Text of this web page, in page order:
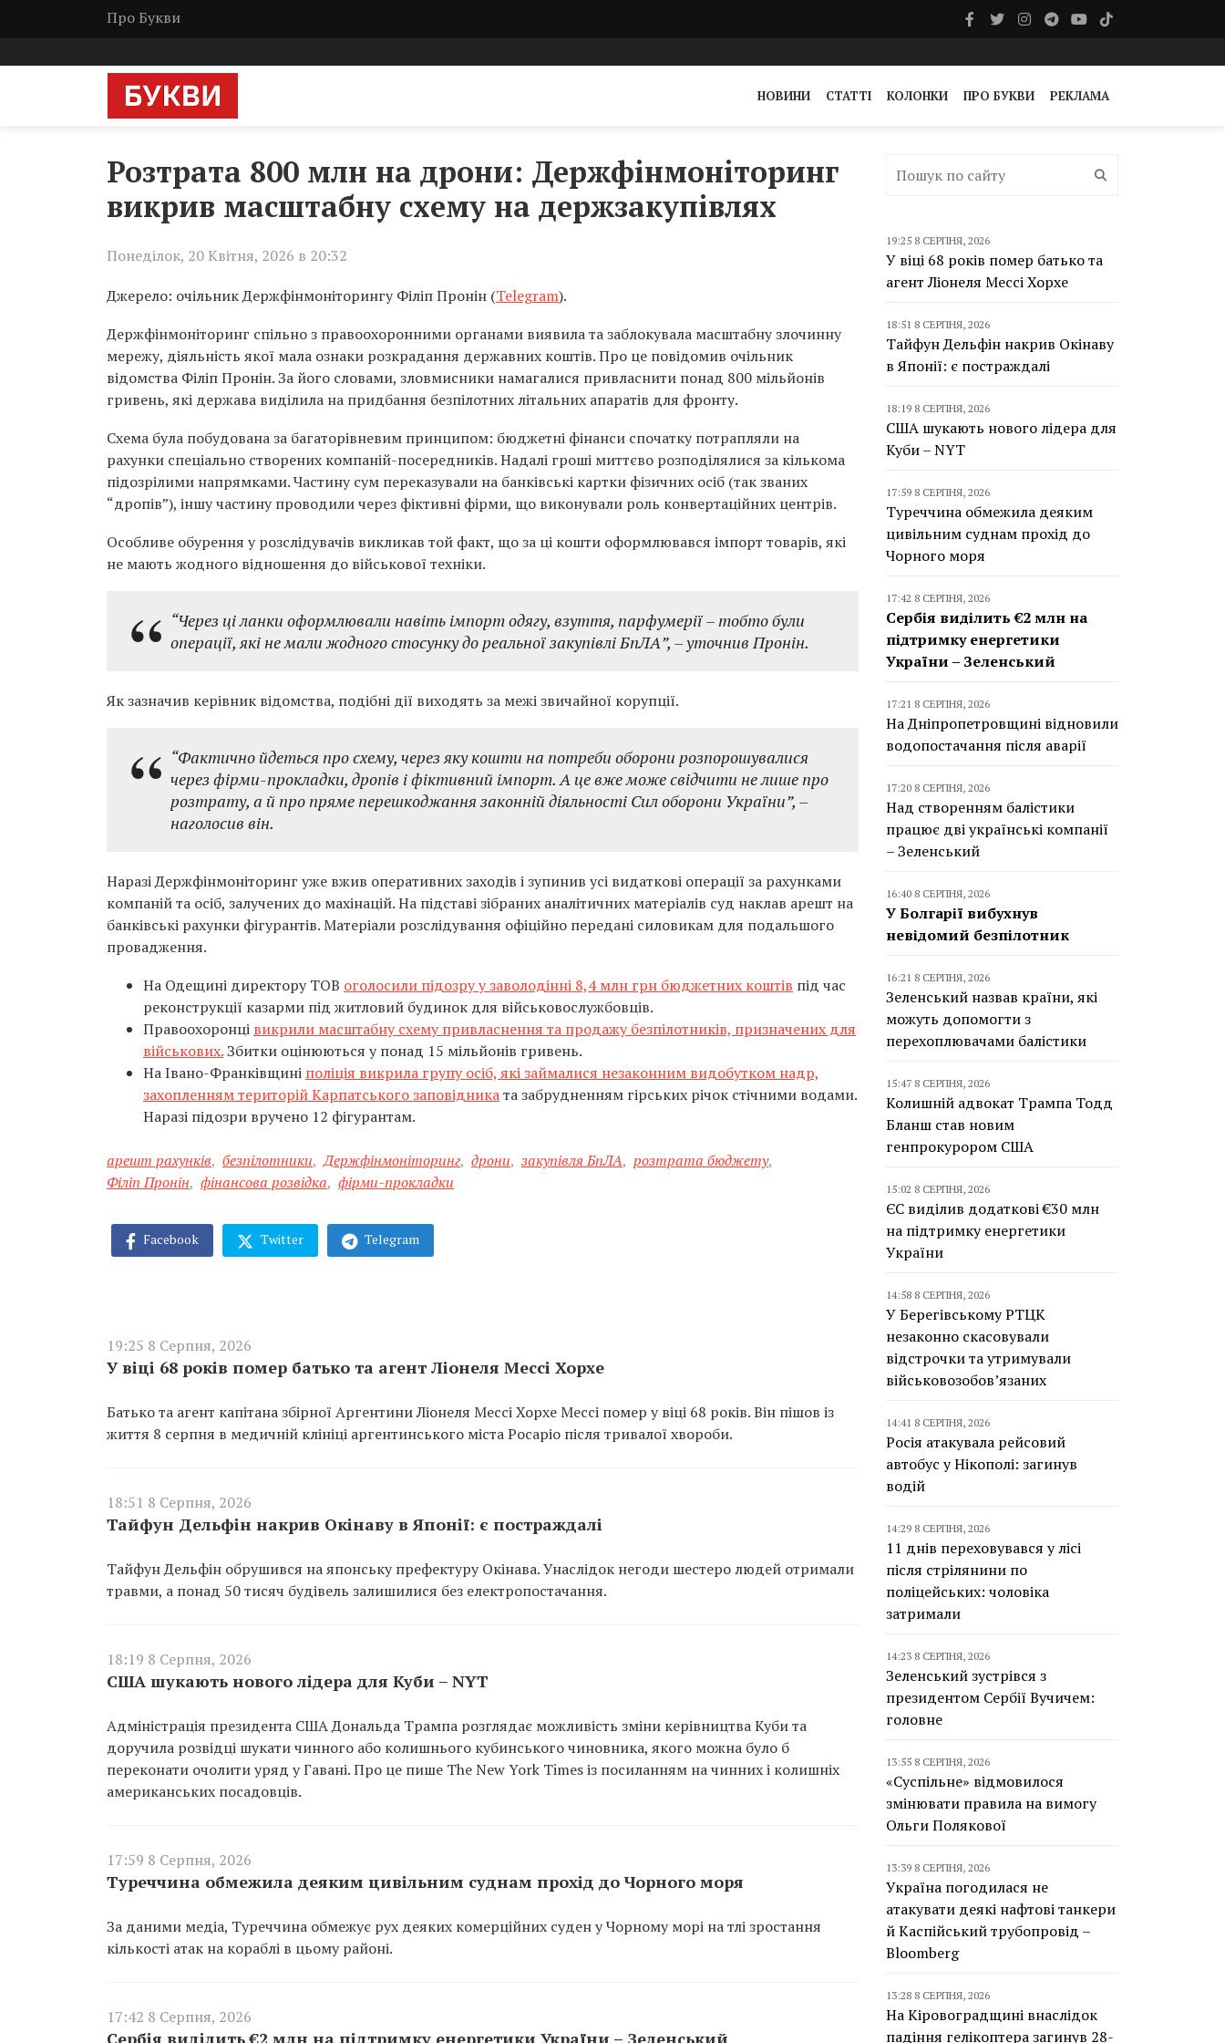
Про Букви
НОВИНИ СТАТТІ КОЛОНКИ ПРО БУКВИ РЕКЛАМА
Розтрата 800 млн на дрони: Держфінмоніторинг
викрив масштабну схему на держзакупівлях
Понеділок, 20 Квітня, 2026 в 20:32
Джерело: очільник Держфінмоніторингу Філіп Пронін (Telegram).
Держфінмоніторинг спільно з правоохоронними органами виявила та заблокувала масштабну злочинну
мережу, діяльність якої мала ознаки розкрадання державних коштів. Про це повідомив очільник
відомства Філіп Пронін. За його словами, зловмисники намагалися привласнити понад 800 мільйонів
гривень, які держава виділила на придбання безпілотних літальних апаратів для фронту.
Схема була побудована за багаторівневим принципом: бюджетні фінанси спочатку потрапляли на
рахунки спеціально створених компаній-посередників. Надалі гроші миттєво розподілялися за кількома
підозрілими напрямками. Частину сум переказували на банківські картки фізичних осіб (так званих
“дропів”), іншу частину проводили через фіктивні фірми, що виконували роль конвертаційних центрів.
Особливе обурення у розслідувачів викликав той факт, що за ці кошти оформлювався імпорт товарів, які
не мають жодного відношення до військової техніки.
“Через ці ланки оформлювали навіть імпорт одягу, взуття, парфумерії – тобто були
операції, які не мали жодного стосунку до реальної закупівлі БпЛА”, – уточнив Пронін.
Як зазначив керівник відомства, подібні дії виходять за межі звичайної корупції.
“Фактично йдеться про схему, через яку кошти на потреби оборони розпорошувалися
через фірми-прокладки, дропів і фіктивний імпорт. А це вже може свідчити не лише про
розтрату, а й про пряме перешкоджання законній діяльності Сил оборони України”, –
наголосив він.
Наразі Держфінмоніторинг уже вжив оперативних заходів і зупинив усі видаткові операції за рахунками
компаній та осіб, залучених до махінацій. На підставі зібраних аналітичних матеріалів суд наклав арешт на
банківські рахунки фігурантів. Матеріали розслідування офіційно передані силовикам для подальшого
провадження.
На Одещині директору ТОВ оголосили підозру у заволодінні 8,4 млн грн бюджетних коштів під час
реконструкції казарми під житловий будинок для військовослужбовців.
Правоохоронці викрили масштабну схему привласнення та продажу безпілотників, призначених для
військових.Збитки оцінюються у понад 15 мільйонів гривень.
На Івано-Франківщині поліція викрила групу осіб, які займалися незаконним видобутком надр,
захопленням територій Карпатського заповідниката забрудненням гірських річок стічними водами.
Наразі підозри вручено 12 фігурантам.
арешт рахунків, безпілотники, Держфінмоніторинг, дрони, закупівля БпЛА, розтрата бюджету,
Філіп Пронін, фінансова розвідка, фірми-прокладки
Facebook Twitter Telegram
19:25 8 Серпня, 2026
У віці 68 років помер батько та агент Ліонеля Мессі Хорхе
Батько та агент капітана збірної Аргентини Ліонеля Мессі Хорхе Мессі помер у віці 68 років. Він пішов із
життя 8 серпня в медичній клініці аргентинського міста Росаріо після тривалої хвороби.
18:51 8 Серпня, 2026
Тайфун Дельфін накрив Окінаву в Японії: є постраждалі
Тайфун Дельфін обрушився на японську префектуру Окінава. Унаслідок негоди шестеро людей отримали
травми, а понад 50 тисяч будівель залишилися без електропостачання.
18:19 8 Серпня, 2026
США шукають нового лідера для Куби – NYT
Адміністрація президента США Дональда Трампа розглядає можливість зміни керівництва Куби та
доручила розвідці шукати чинного або колишнього кубинського чиновника, якого можна було б
переконати очолити уряд у Гавані. Про це пише The New York Times із посиланням на чинних і колишніх
американських посадовців.
17:59 8 Серпня, 2026
Туреччина обмежила деяким цивільним суднам прохід до Чорного моря
За даними медіа, Туреччина обмежує рух деяких комерційних суден у Чорному морі на тлі зростання
кількості атак на кораблі в цьому районі.
17:42 8 Серпня, 2026
Сербія виділить €2 млн на підтримку енергетики України – Зеленський
19:25 8 СЕРПНЯ, 2026
У віці 68 років помер батько та
агент Ліонеля Мессі Хорхе
18:51 8 СЕРПНЯ, 2026
Тайфун Дельфін накрив Окінаву
в Японії: є постраждалі
18:19 8 СЕРПНЯ, 2026
США шукають нового лідера для
Куби – NYT
17:59 8 СЕРПНЯ, 2026
Туреччина обмежила деяким
цивільним суднам прохід до
Чорного моря
17:42 8 СЕРПНЯ, 2026
Сербія виділить €2 млн на
підтримку енергетики
України – Зеленський
17:21 8 СЕРПНЯ, 2026
На Дніпропетровщині відновили
водопостачання після аварії
17:20 8 СЕРПНЯ, 2026
Над створенням балістики
працює дві українські компанії
– Зеленський
16:40 8 СЕРПНЯ, 2026
У Болгарії вибухнув
невідомий безпілотник
16:21 8 СЕРПНЯ, 2026
Зеленський назвав країни, які
можуть допомогти з
перехоплювачами балістики
15:47 8 СЕРПНЯ, 2026
Колишній адвокат Трампа Тодд
Бланш став новим
генпрокурором США
15:02 8 СЕРПНЯ, 2026
ЄС виділив додаткові €30 млн
на підтримку енергетики
України
14:58 8 СЕРПНЯ, 2026
У Берегівському РТЦК
незаконно скасовували
відстрочки та утримували
військовозобов’язаних
14:41 8 СЕРПНЯ, 2026
Росія атакувала рейсовий
автобус у Нікополі: загинув
водій
14:29 8 СЕРПНЯ, 2026
11 днів переховувався у лісі
після стрілянини по
поліцейських: чоловіка
затримали
14:23 8 СЕРПНЯ, 2026
Зеленський зустрівся з
президентом Сербії Вучичем:
головне
13:55 8 СЕРПНЯ, 2026
«Суспільне» відмовилося
змінювати правила на вимогу
Ольги Полякової
13:39 8 СЕРПНЯ, 2026
Україна погодилася не
атакувати деякі нафтові танкери
й Каспійський трубопровід –
Bloomberg
13:28 8 СЕРПНЯ, 2026
На Кіровоградщині внаслідок
падіння гелікоптера загинув 28-